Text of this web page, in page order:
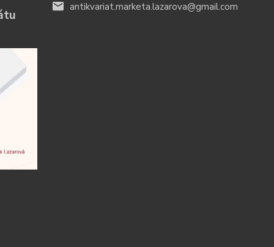
antikvariat.marketa.lazarova@gmail.com